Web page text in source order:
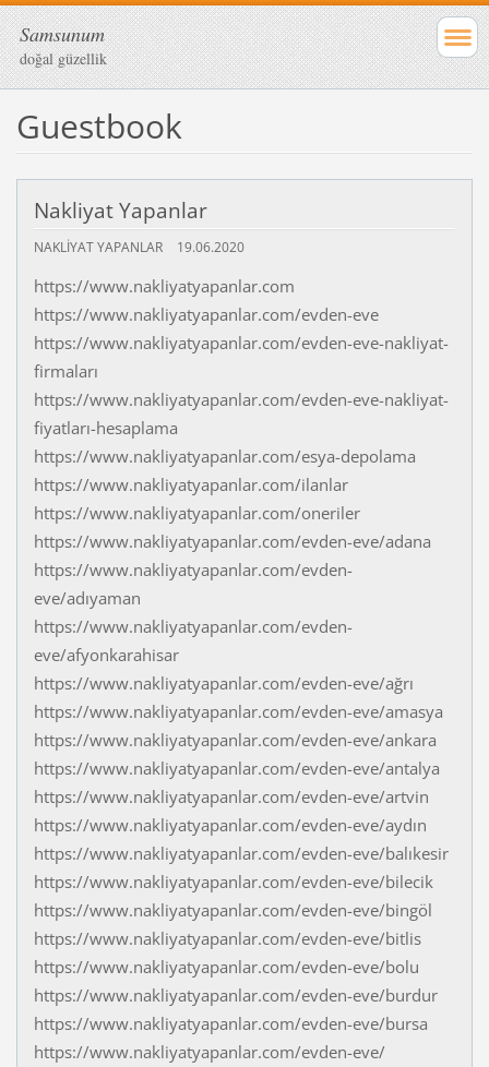
Samsunum
doğal güzellik
Guestbook
Nakliyat Yapanlar
NAKLIYAT YAPANLAR 19.06.2020
https://www.nakliyatyapanlar.com
https://www.nakliyatyapanlar.com/evden-eve
https://www.nakliyatyapanlar.com/evden-eve-nakliyat-
firmaları
https://www.nakliyatyapanlar.com/evden-eve-nakliyat-
fiyatları-hesaplama
https://www.nakliyatyapanlar.com/esya-depolama
https://www.nakliyatyapanlar.com/ilanlar
https://www.nakliyatyapanlar.com/oneriler
https://www.nakliyatyapanlar.com/evden-eve/adana
https://www.nakliyatyapanlar.com/evden-
eve/adıyaman
https://www.nakliyatyapanlar.com/evden-
eve/afyonkarahisar
https://www.nakliyatyapanlar.com/evden-eve/ağrı
https://www.nakliyatyapanlar.com/evden-eve/amasya
https://www.nakliyatyapanlar.com/evden-eve/ankara
https://www.nakliyatyapanlar.com/evden-eve/antalya
https://www.nakliyatyapanlar.com/evden-eve/artvin
https://www.nakliyatyapanlar.com/evden-eve/aydın
https://www.nakliyatyapanlar.com/evden-eve/balıkesir
https://www.nakliyatyapanlar.com/evden-eve/bilecik
https://www.nakliyatyapanlar.com/evden-eve/bingöl
https://www.nakliyatyapanlar.com/evden-eve/bitlis
https://www.nakliyatyapanlar.com/evden-eve/bolu
https://www.nakliyatyapanlar.com/evden-eve/burdur
https://www.nakliyatyapanlar.com/evden-eve/bursa
https://www.nakliyatyapanlar.com/evden-eve/